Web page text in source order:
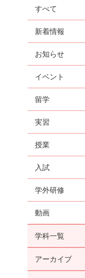
すべて
新着情報
お知らせ
イベント
留学
実習
授業
入試
学外研修
動画
学科一覧
アーカイブ